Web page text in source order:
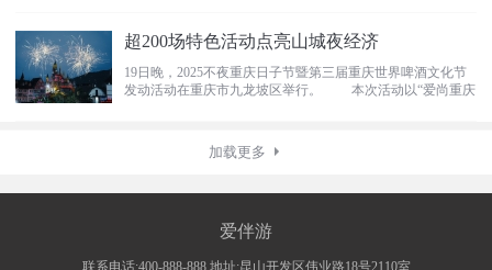
超200场特色活动点亮山城夜经济
19日晚，2025不夜重庆日子节暨第三届重庆世界啤酒文化节
发动活动在重庆市九龙坡区举行。 本次活动以“爱尚重庆
加载更多
爱伴游
联系电话:400-888-888 地址:昆山开发区伟业路18号2110室